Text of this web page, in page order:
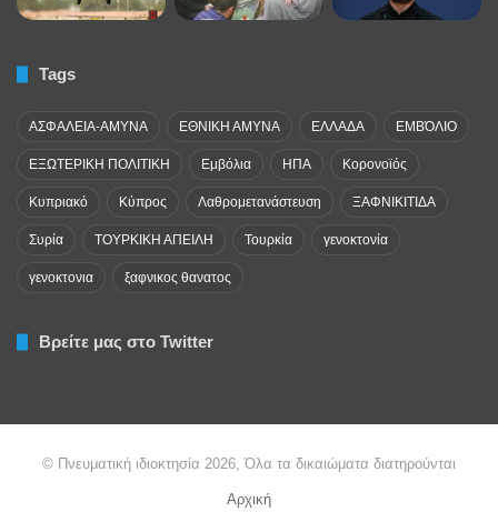
Tags
ΑΣΦΑΛΕΙΑ-ΑΜΥΝΑ ΕΘΝΙΚΗ ΑΜΥΝΑ ΕΛΛΑΔΑ ΕΜΒΌΛΙΟ
ΕΞΩΤΕΡΙΚΗ ΠΟΛΙΤΙΚΗ Εμβόλια ΗΠΑ Κορονοϊός
Κυπριακό Κύπρος Λαθρομετανάστευση ΞΑΦΝΙΚΙΤΙΔΑ
Συρία ΤΟΥΡΚΙΚΗ ΑΠΕΙΛΗ Τουρκία γενοκτονία
γενοκτονια ξαφνικος θανατος
Βρείτε μας στο Twitter
© Πνευματική ιδιοκτησία 2026, Όλα τα δικαιώματα διατηρούνται
Αρχική